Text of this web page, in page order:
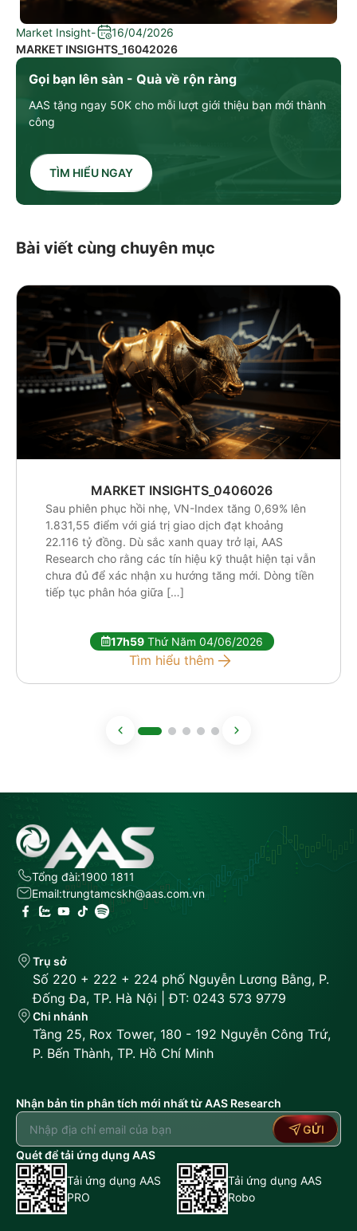
Gọi bạn lên sàn - Quà về rộn ràng
AAS tặng ngay 50K cho mỗi lượt giới thiệu bạn mới thành
công
TÌM HIỂU NGAY
Market Insight-
16/04/2026
MARKET INSIGHTS_16042026
Bài viết cùng chuyên mục
MARKET INSIGHTS_0406026
Sau phiên phục hồi nhẹ, VN-Index tăng 0,69% lên
1.831,55 điểm với giá trị giao dịch đạt khoảng
22.116 tỷ đồng. Dù sắc xanh quay trở lại, AAS
Research cho rằng các tín hiệu kỹ thuật hiện tại vẫn
chưa đủ để xác nhận xu hướng tăng mới. Dòng tiền
tiếp tục phân hóa giữa […]
17h59Thứ Năm 04/06/2026
Tìm hiểu thêm
Tổng đài:1900 1811
Email:trungtamcskh@aas.com.vn
Trụ sở
Số 220 + 222 + 224 phố Nguyễn Lương Bằng, P.
Đống Đa, TP. Hà Nội | ĐT: 0243 573 9779
Chi nhánh
Tầng 25, Rox Tower, 180 - 192 Nguyễn Công Trứ,
P. Bến Thành, TP. Hồ Chí Minh
Nhận bản tin phân tích mới nhất từ AAS Research
GỬI
Quét để tải ứng dụng AAS
Tải ứng dụng AAS
PRO
Tải ứng dụng AAS
Robo